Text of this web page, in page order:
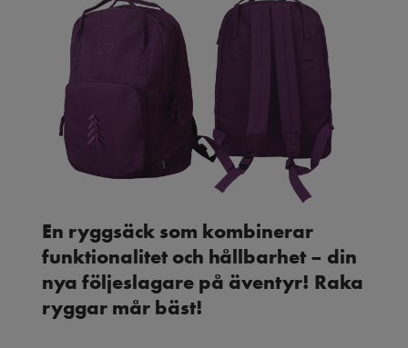
En ryggsäck som kombinerar
funktionalitet och hållbarhet – din
nya följeslagare på äventyr! Raka
ryggar mår bäst!